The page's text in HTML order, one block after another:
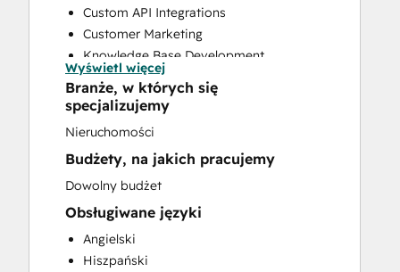
Custom API Integrations
Customer Marketing
Knowledge Base Development
Programmable Automation
Sales and Marketing Alignment
Website Development
Wyświetl więcej
Branże, w których się
specjalizujemy
Nieruchomości
Budżety, na jakich pracujemy
Dowolny budżet
Obsługiwane języki
Angielski
Hiszpański